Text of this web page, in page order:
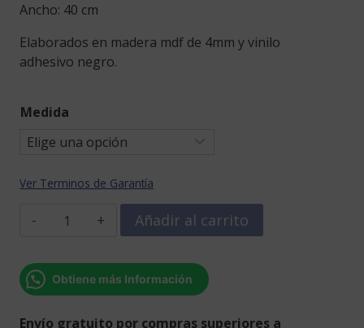
Ancho: 40 cm
Elaborados en madera mdf de 4mm y vinilo
adhesivo negro.
Medida
Ver Terminos de Garantía
cantidad
Añadir al carrito
Obtiene más Información
Envío gratuito por compras superiores a